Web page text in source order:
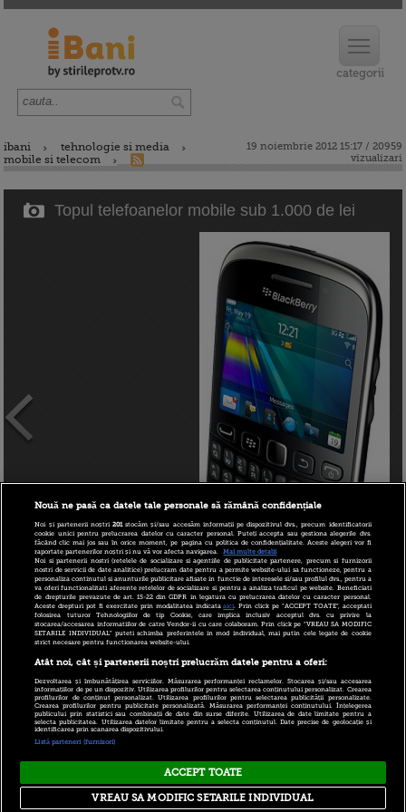
ibani
tehnologie si media
mobile si telecom
19 noiembrie 2012 15:17 / 20959
vizualizari
Topul telefoanelor mobile sub 1.000 de lei
autor:iBani, 19 noiembrie 2012 15:17
Copyright © 2026 PRO TV S.R.L |Politica de Cookie|
Politica Confidentialitate| RSS
Nouă ne pasă ca datele tale personale să rămână confidențiale
Noi și partenerii noștri201stocăm și/sau accesăm informații pe dispozitivul dvs., precum identificatorii
cookie unici pentru prelucrarea datelor cu caracter personal. Puteți accepta sau gestiona alegerile dvs.
făcând clic mai jos sau în orice moment, pe pagina cu politica de confidențialitate. Aceste alegeri vor fi
raportate partenerilor noștri și nu vă vor afecta navigarea.
Mai multe detalii
Noi si partenerii nostri (retelele de socializare si agentiile de publicitate partenere, precum si furnizorii
nostri de servicii de date analitice) prelucram date pentru a permite website-ului sa functioneze, pentru a
personaliza continutul si anunturile publicitare afisate in functie de interesele si/sau profilul dvs., pentru a
va oferi functionalitati aferente retelelor de socializare si pentru a analiza traficul pe website. Beneficiati
de drepturile prevazute de art. 15-22 din GDPR in legatura cu prelucrarea datelor cu caracter personal.
Aceste drepturi pot fi exercitate prin modalitatea indicataaici. Prin click pe “ACCEPT TOATE”, acceptati
folosirea tuturor Tehnologiilor de tip Cookie, care implica inclusiv acceptul dvs. cu privire la
stocarea/accesarea informatiilor de catre Vendor-ii cu care colaboram. Prin click pe “VREAU SA MODIFIC
SETARILE INDIVIDUAL” puteti schimba preferintele in mod individual, mai putin cele legate de cookie
strict necesare pentru functionarea website-ului.
Atât noi, cât și partenerii noștri prelucrăm datele pentru a oferi:
Dezvoltarea și îmbunătățirea serviciilor. Măsurarea performanței reclamelor. Stocarea și/sau accesarea
informațiilor de pe un dispozitiv. Utilizarea profilurilor pentru selectarea conținutului personalizat. Crearea
profilurilor de conținut personalizat. Utilizarea profilurilor pentru selectarea publicității personalizate.
Crearea profilurilor pentru publicitate personalizată. Măsurarea performanței conținutului. Înțelegerea
publicului prin statistici sau combinații de date din surse diferite. Utilizarea de date limitate pentru a
selecta publicitatea. Utilizarea datelor limitate pentru a selecta conținutul. Date precise de geolocație și
identificarea prin scanarea dispozitivului.
Listă parteneri (furnizori)
ACCEPT TOATE
VREAU SA MODIFIC SETARILE INDIVIDUAL